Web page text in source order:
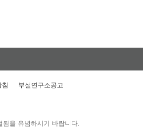
부설연구소공고
을 유념하시기 바랍니다.